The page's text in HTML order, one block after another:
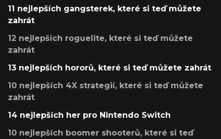
11 nejlepších gangsterek, které si teď můžete
zahrát
12 nejlepších roguelite, které si teď můžete
zahrát
13 nejlepších hororů, které si teď můžete zahrát
10 nejlepších 4X strategií, které si teď můžete
zahrát
14 nejlepších her pro Nintendo Switch
10 nejlepších boomer shooterů, které si teď